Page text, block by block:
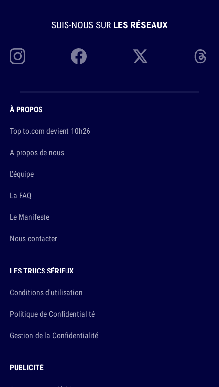
SUIS-NOUS SUR LES RÉSEAUX
À PROPOS
Topito.com devient 10h26
A propos de nous
L'équipe
La FAQ
Le Manifeste
Nous contacter
LES TRUCS SÉRIEUX
Conditions d'utilisation
Politique de Confidentialité
Gestion de la Confidentialité
PUBLICITÉ